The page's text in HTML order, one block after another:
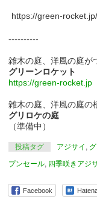
https://green-rocket.jp/
----------
雑木の庭、洋風の庭が
グリーンロケット
https://green-rocket.jp
雑木の庭、洋風の庭の
グリロケの庭
（準備中）
投稿タグ アジサイ
プンセール 四季咲きアジ
Facebook